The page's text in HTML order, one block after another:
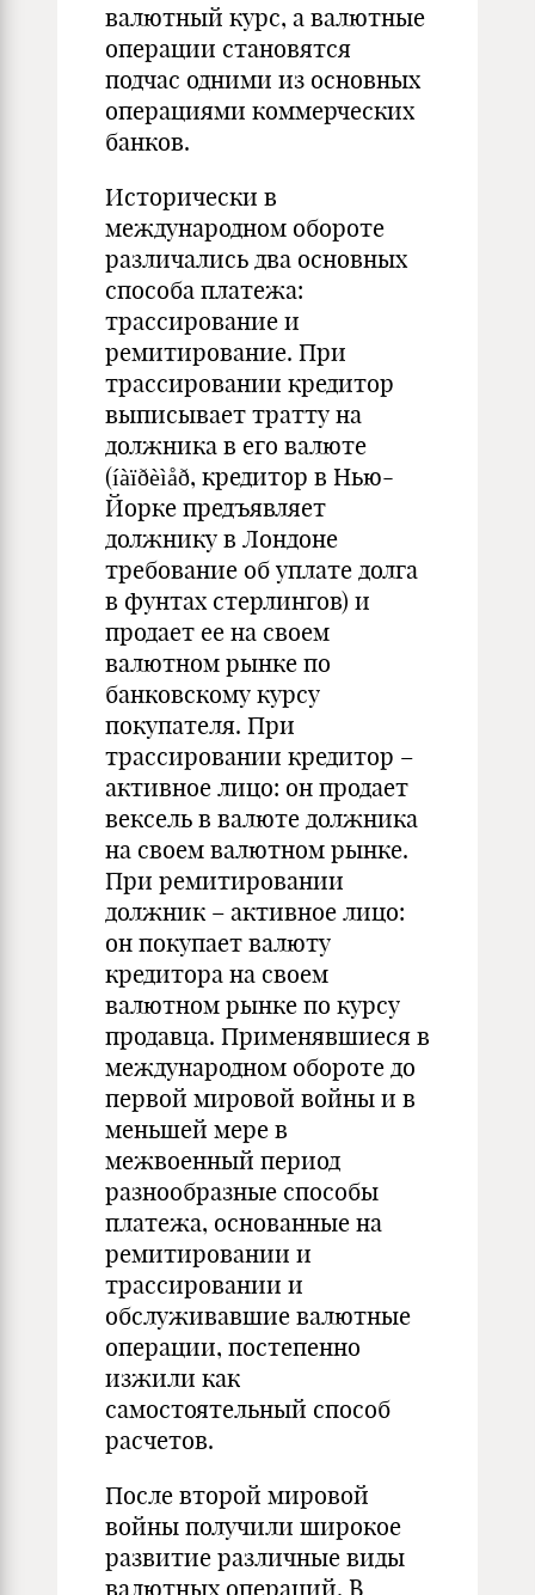
валютный курс, а валютные
операции становятся
подчас одними из основных
операциями коммерческих
банков.
Исторически в
международном обороте
различались два основных
способа платежа:
трассирование и
ремитирование. При
трассировании кредитор
выписывает тратту на
должника в его валюте
(íàïðèìåð, кредитор в Нью-
Йорке предъявляет
должнику в Лондоне
требование об уплате долга
в фунтах стерлингов) и
продает ее на своем
валютном рынке по
банковскому курсу
покупателя. При
трассировании кредитор –
активное лицо: он продает
вексель в валюте должника
на своем валютном рынке.
При ремитировании
должник – активное лицо:
он покупает валюту
кредитора на своем
валютном рынке по курсу
продавца. Применявшиеся в
международном обороте до
первой мировой войны и в
меньшей мере в
межвоенный период
разнообразные способы
платежа, основанные на
ремитировании и
трассировании и
обслуживавшие валютные
операции, постепенно
изжили как
самостоятельный способ
расчетов.
После второй мировой
войны получили широкое
развитие различные виды
валютных операций. В